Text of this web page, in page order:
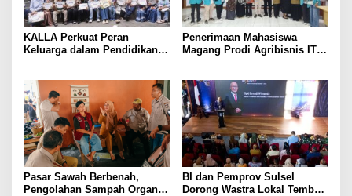
KALLA Perkuat Peran
Keluarga dalam Pendidikan
Penerimaan Mahasiswa
Magang Prodi Agribisnis ITP
Program MBKM
Pasar Sawah Berbenah,
Pengolahan Sampah Organik
BI dan Pemprov Sulsel
Dorong Wastra Lokal Tembus